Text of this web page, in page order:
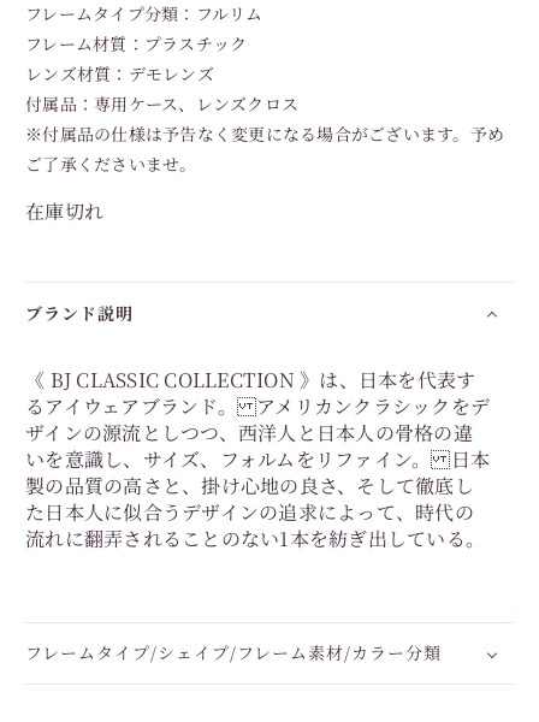
フレームタイプ分類：フルリム
フレーム材質：プラスチック
レンズ材質：デモレンズ
付属品：専用ケース、レンズクロス
※付属品の仕様は予告なく変更になる場合がございます。予め
ご了承くださいませ。
在庫切れ
ブランド説明
《 BJ CLASSIC COLLECTION 》は、日本を代表す
るアイウェアブランド。 アメリカンクラシックをデ
ザインの源流としつつ、西洋人と日本人の骨格の違
いを意識し、サイズ、フォルムをリファイン。 日本
製の品質の高さと、掛け心地の良さ、そして徹底し
た日本人に似合うデザインの追求によって、時代の
流れに翻弄されることのない1本を紡ぎ出している。
フレームタイプ/シェイプ/フレーム素材/カラー分類